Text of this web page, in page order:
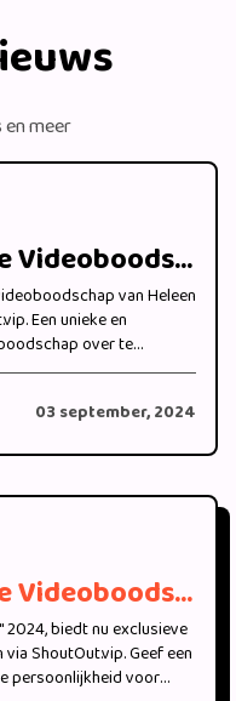
en meer
Boek Nu Persoonlijke Videoboodschappen van Heleen van Royen bij ShoutOut.vip
van Heleen
Een unieke en
over te
03 september, 2024
Boek Nu Persoonlijke Videoboodschappen van Iris Villas van "B&B Vol Liefde" 2024 bij ShoutOut.vip
2024, biedt nu exclusieve
ShoutOut.vip. Geef een
persoonlijkheid voor